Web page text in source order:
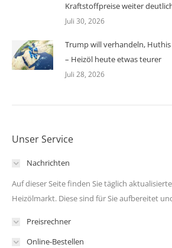
Kraftstoffpreise weiter
Juli 30, 2026
Trump will verhandeln,
– Heizöl heute etwas teurer
Juli 28, 2026
Unser Service
Nachrichten
Auf dieser Seite finden Sie täglich
Heizölmarkt. Diese sind für Sie aufbereitet
Preisrechner
Online-Bestellen